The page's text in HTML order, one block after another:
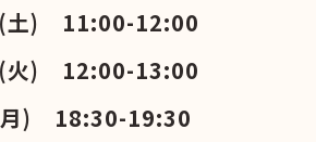
土) 11:00-12:00
火) 12:00-13:00
) 18:30-19:30